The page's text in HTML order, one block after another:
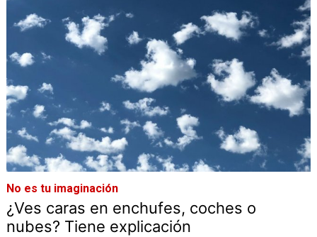
No es tu imaginación
¿Ves caras en enchufes, coches o
nubes? Tiene explicación